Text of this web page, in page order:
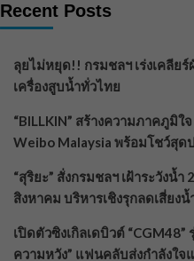
Recent Posts
ลุยไม่หยุด!! กรมชลฯ เร่งเคลีย
เครื่องสูบน้ำทั่วไทย
“BILLKIN” สร้างความภาคภูมิใ
Weibo Malaysia พร้อมโชว์สุด
“สุริยะ” สั่งกรมชลฯ เฝ้าระวังน้
สิงหาคม บริหารเชิงรุกลดเสี่ยงน้
เปิดตัวซิงเกิลเดบิวต์ “CGM48”
ความหวัง” แฟนคลับส่งกำลังใ